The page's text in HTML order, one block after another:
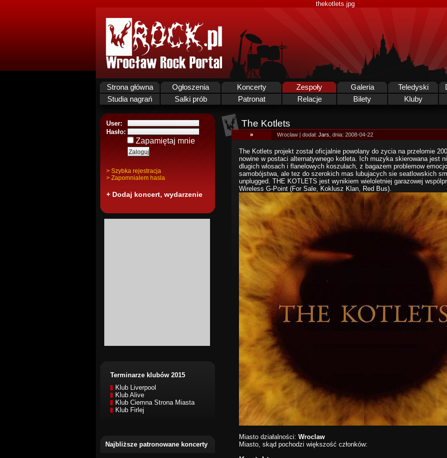
thekotlets.jpg
Strona główna Ogłoszenia Koncerty Zespoły Galeria Teledyski
Studia nagrań
Salki prób Patronat Relacje Bilety Kluby
User:
Hasło:
Zapamiętaj mnie
> Szybka rejestracja
> Zapomnialem hasla
+ Dodaj koncert, wydarzenie
Terminarze klubów 2015
Klub Liverpool
Klub Alive
Klub Ciemna Strona Miasta
Klub Firlej
Najbliższe patronowane koncerty
The Kotlets
» Wroclaw | dodał: Jars , dnia: 2008-04-22
The Kotlets projekt zostal oficjalnie powolany do zycia na przelomie
nowine w postaci alternatywnego kotleta. Ich muzyka skierowana jest
dlugich wlosach i flanelowych koszulach, z bagazem problemow
samobójstwa, ale tez do szerokich mas lubujacych sie seatlowskich
unplugged. THE KOTLETS jest wynikiem wieloletniej garazowej
Wireless G-Point (For Sale, Koklusz Klan, Red Bus).
Miasto działalności: Wroclaw
Miasto, skąd pochodzi większość członków: